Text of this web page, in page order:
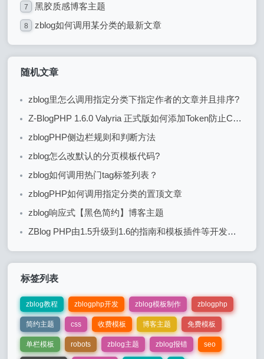
7 黑胶质感博客主题
8 zblog如何调用某分类的最新文章
随机文章
zblog里怎么调用指定分类下指定作者的文章并且排序?
Z-BlogPHP 1.6.0 Valyria 正式版如何添加Token防止CSRF攻击？
zblogPHP侧边栏规则和判断方法
zblog怎么改默认的分页模板代码?
zblog如何调用热门tag标签列表？
zblogPHP如何调用指定分类的置顶文章
zblog响应式【黑色简约】博客主题
ZBlog PHP由1.5升级到1.6的指南和模板插件等开发代码的变化
标签列表
zblog教程 zblogphp开发 zblog模板制作 zblogphp
简约主题 css 收费模板 博客主题 免费模板
单栏模板 robots zblog主题 zblog报错 seo